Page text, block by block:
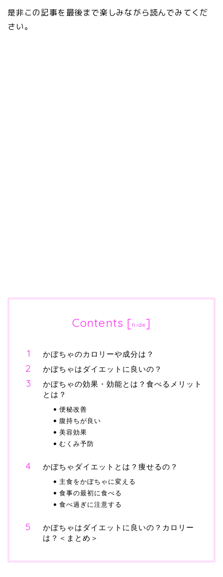
是非この記事を最後まで楽しみながら読んでみてくだ
さい。
Contents [hide]
かぼちゃのカロリーや成分は？
かぼちゃはダイエットに良いの？
かぼちゃの効果・効能とは？食べるメリット
とは？
便秘改善
腹持ちが良い
美容効果
むくみ予防
かぼちゃダイエットとは？痩せるの？
主食をかぼちゃに変える
食事の最初に食べる
食べ過ぎに注意する
かぼちゃはダイエットに良いの？カロリー
は？＜まとめ＞